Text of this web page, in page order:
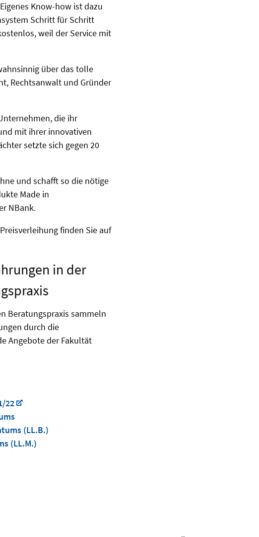
Know-how ist dazu
Schritt für Schritt
weil der Service mit
über das tolle
Rechtsanwalt und Gründer
die ihr
mit ihrer innovativen
setzte sich gegen 20
und schafft so die nötige
Made in
NBank.
finden Sie auf
in der
Beratungspraxis sammeln
durch die
Angebote der Fakultät
22
(LL.B.)
(LL.M.)